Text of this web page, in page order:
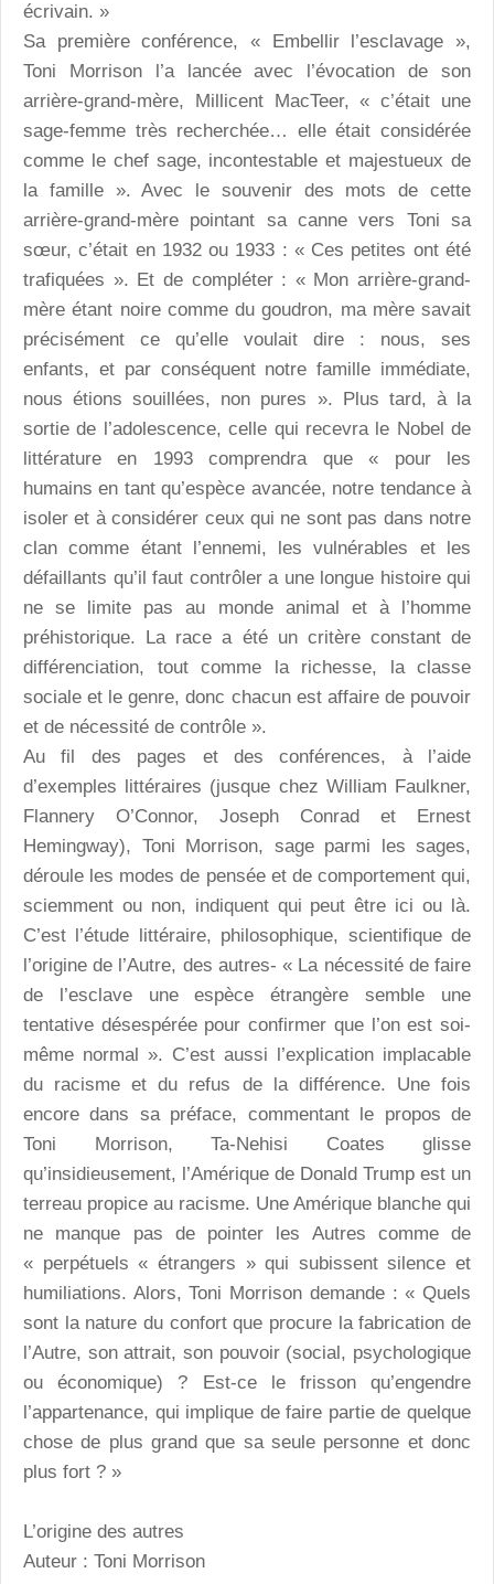
écrivain. »
Sa première conférence, « Embellir l’esclavage »,
Toni Morrison l’a lancée avec l’évocation de son
arrière-grand-mère, Millicent MacTeer, « c’était une
sage-femme très recherchée… elle était considérée
comme le chef sage, incontestable et majestueux de
la famille ». Avec le souvenir des mots de cette
arrière-grand-mère pointant sa canne vers Toni sa
sœur, c’était en 1932 ou 1933 : « Ces petites ont été
trafiquées ». Et de compléter : « Mon arrière-grand-
mère étant noire comme du goudron, ma mère savait
précisément ce qu’elle voulait dire : nous, ses
enfants, et par conséquent notre famille immédiate,
nous étions souillées, non pures ». Plus tard, à la
sortie de l’adolescence, celle qui recevra le Nobel de
littérature en 1993 comprendra que « pour les
humains en tant qu’espèce avancée, notre tendance à
isoler et à considérer ceux qui ne sont pas dans notre
clan comme étant l’ennemi, les vulnérables et les
défaillants qu’il faut contrôler a une longue histoire qui
ne se limite pas au monde animal et à l’homme
préhistorique. La race a été un critère constant de
différenciation, tout comme la richesse, la classe
sociale et le genre, donc chacun est affaire de pouvoir
et de nécessité de contrôle ».
Au fil des pages et des conférences, à l’aide
d’exemples littéraires (jusque chez William Faulkner,
Flannery O’Connor, Joseph Conrad et Ernest
Hemingway), Toni Morrison, sage parmi les sages,
déroule les modes de pensée et de comportement qui,
sciemment ou non, indiquent qui peut être ici ou là.
C’est l’étude littéraire, philosophique, scientifique de
l’origine de l’Autre, des autres- « La nécessité de faire
de l’esclave une espèce étrangère semble une
tentative désespérée pour confirmer que l’on est soi-
même normal ». C’est aussi l’explication implacable
du racisme et du refus de la différence. Une fois
encore dans sa préface, commentant le propos de
Toni Morrison, Ta-Nehisi Coates glisse
qu’insidieusement, l’Amérique de Donald Trump est un
terreau propice au racisme. Une Amérique blanche qui
ne manque pas de pointer les Autres comme de
« perpétuels « étrangers » qui subissent silence et
humiliations. Alors, Toni Morrison demande : « Quels
sont la nature du confort que procure la fabrication de
l’Autre, son attrait, son pouvoir (social, psychologique
ou économique) ? Est-ce le frisson qu’engendre
l’appartenance, qui implique de faire partie de quelque
chose de plus grand que sa seule personne et donc
plus fort ? »
L’origine des autres
Auteur : Toni Morrison